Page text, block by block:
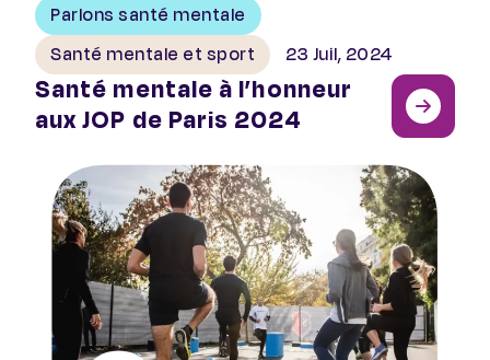
Parlons santé mentale
Santé mentale et sport
23 Juil, 2024
Santé mentale à l’honneur
aux JOP de Paris 2024
Être secouriste en santé mentale : entretien avec